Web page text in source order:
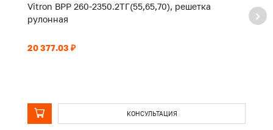
Vitron ВРР 260-2350.2ТГ(55,65,70), решетка
рулонная
20 377.03 ₽
КОНСУЛЬТАЦИЯ